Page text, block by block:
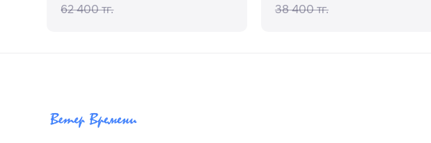
62 400 тг.
38 400 тг.